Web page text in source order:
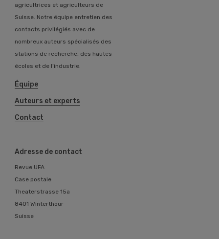
agricultrices et agriculteurs de
Suisse. Notre équipe entretien des
contacts privilégiés avec de
nombreux auteurs spécialisés des
stations de recherche, des hautes
écoles et de l’industrie.
Équipe
Auteurs et experts
Contact
Adresse de contact
Revue UFA
Case postale
Theaterstrasse 15a
8401 Winterthour
Suisse